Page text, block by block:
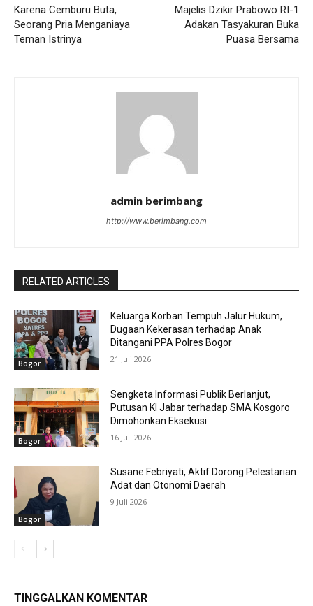
Karena Cemburu Buta,
Seorang Pria Menganiaya
Teman Istrinya
Majelis Dzikir Prabowo RI-1
Adakan Tasyakuran Buka
Puasa Bersama
admin berimbang
http://www.berimbang.com
RELATED ARTICLES
Bogor
Keluarga Korban Tempuh Jalur Hukum,
Dugaan Kekerasan terhadap Anak
Ditangani PPA Polres Bogor
21 Juli 2026
Bogor
Sengketa Informasi Publik Berlanjut,
Putusan KI Jabar terhadap SMA Kosgoro
Dimohonkan Eksekusi
16 Juli 2026
Bogor
Susane Febriyati, Aktif Dorong Pelestarian
Adat dan Otonomi Daerah
9 Juli 2026
TINGGALKAN KOMENTAR